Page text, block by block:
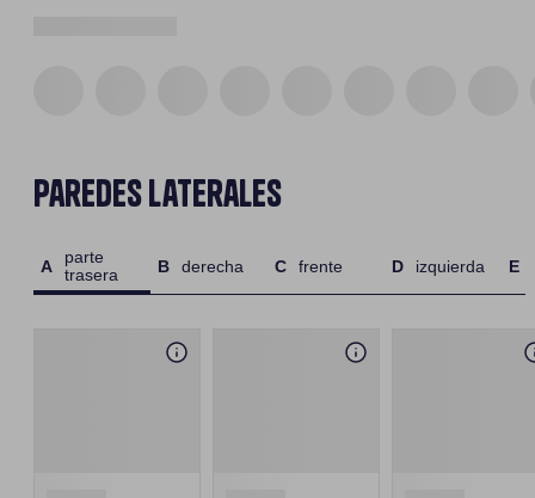
Paredes laterales
parte
trasera
derecha frente izquierda